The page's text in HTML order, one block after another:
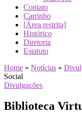
Contato
Carrinho
[Área restrita]
Histórico
Diretoria
Estatuto
Home » Notícias »
Social
Divulgações
Biblioteca